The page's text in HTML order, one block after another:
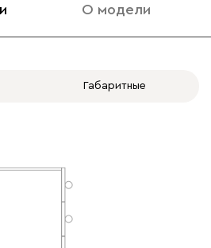
О модели
Габаритные